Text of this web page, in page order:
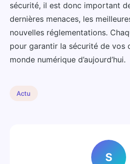
sécurité, il est donc important
dernières menaces, les
nouvelles réglementations.
pour garantir la sécurité de vos
monde numérique d’aujourd’hui.
Actu
S